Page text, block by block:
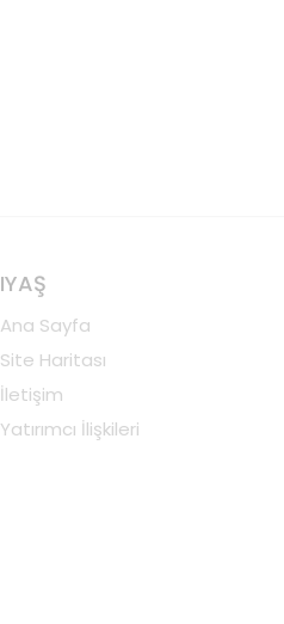
IYAŞ
Ana Sayfa
Site Haritası
İletişim
Yatırımcı İlişkileri